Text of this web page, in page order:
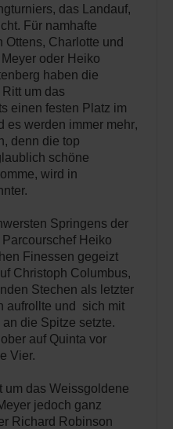
das Landauf,
Für namhafte
Charlotte und
oder Heiko
haben die
um das
einen festen Platz im
es werden immer mehr,
denn die top
schöne
wird in
Springens der
Heiko
Finessen gegeizt
Christoph Columbus,
Stechen als letzter
aufrollte und sich mit
die Spitze setzte.
auf Quinta vor
Vier.
um das Weissgoldene
jedoch ganz
Richard Robinson